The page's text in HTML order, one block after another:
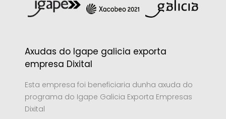
Axudas do Igape galicia exporta
empresa Dixital
Esta empresa foi beneficiaria dunha axuda do
programa do Igape Galicia Exporta Empresas
Dixital